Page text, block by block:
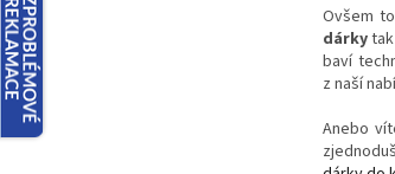
Ovšem
dárky
baví
z naší
Anebo